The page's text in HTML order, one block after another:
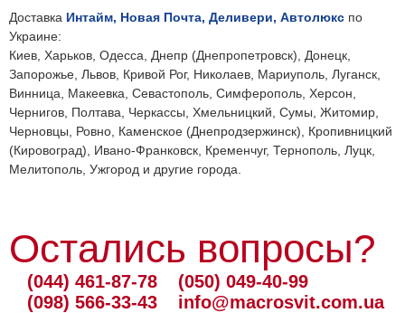
Доставка Интайм, Новая Почта, Деливери, Автолюкс по
Украине:
Киев, Харьков, Одесса, Днепр (Днепропетровск), Донецк,
Запорожье, Львов, Кривой Рог, Николаев, Мариуполь, Луганск,
Винница, Макеевка, Севастополь, Симферополь, Херсон,
Чернигов, Полтава, Черкассы, Хмельницкий, Сумы, Житомир,
Черновцы, Ровно, Каменское (Днепродзержинск), Кропивницкий
(Кировоград), Ивано-Франковск, Кременчуг, Тернополь, Луцк,
Мелитополь, Ужгород и другие города.
Остались вопросы?
(044) 461-87-78
(098) 566-33-43
(050) 049-40-99
info@macrosvit.com.ua